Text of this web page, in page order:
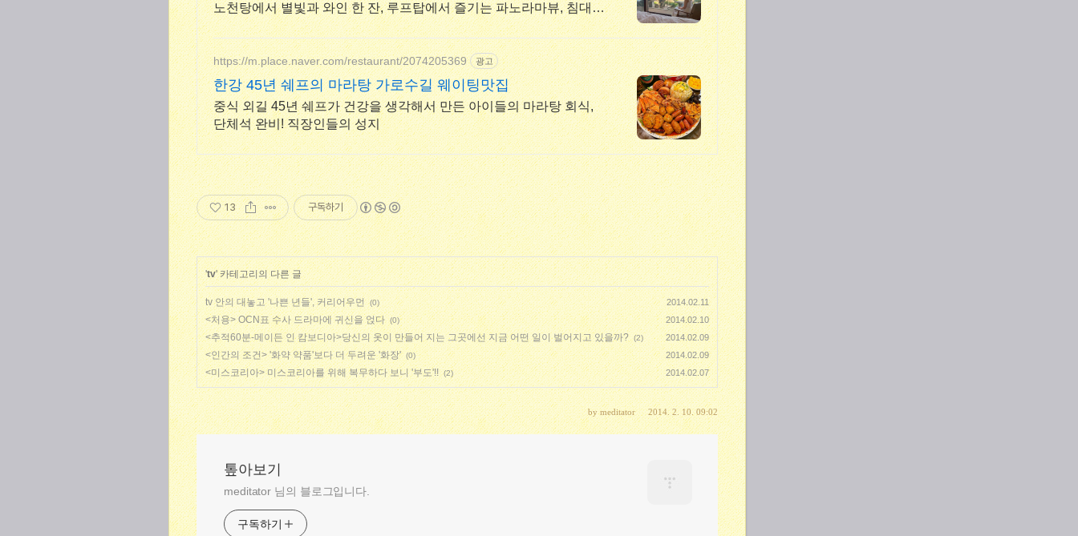
노천탕에서 별빛과 와인 한 잔, 루프탑에서 즐기는 파노라마뷰, 침대일
출뷰
https://m.place.naver.com/restaurant/2074205369 광고
한강 45년 쉐프의 마라탕 가로수길 웨이팅맛집
중식 외길 45년 쉐프가 건강을 생각해서 만든 아이들의 마라탕 회식,
단체석 완비! 직장인들의 성지
13 구독하기
'tv' 카테고리의 다른 글
tv 안의 대놓고 '나쁜 년들', 커리어우먼 (0) 2014.02.11
<처용> OCN표 수사 드라마에 귀신을 얹다 (0) 2014.02.10
<추적60분-메이든 인 캄보디아>당신의 옷이 만들어 지는 그곳에선 지금 어떤 일이 벌어지고 있을까? (2) 2014.02.09
<인간의 조건> '화약 약품'보다 더 두려운 '화장' (0) 2014.02.09
<미스코리아> 미스코리아를 위해 복무하다 보니 '부도'!! (2) 2014.02.07
bymeditator 2014. 2. 10. 09:02
톺아보기
meditator 님의 블로그입니다.
구독하기